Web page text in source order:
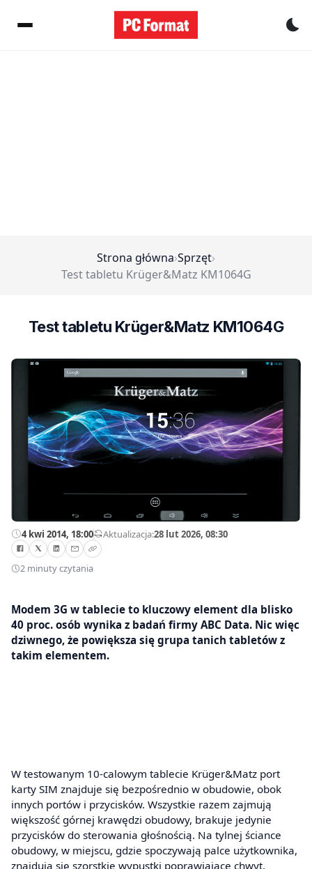
Strona główna›Sprzęt›
Test tabletu Krüger&Matz KM1064G
Test tabletu Krüger&Matz KM1064G
4 kwi 2014, 18:00—Aktualizacja:28 lut 2026, 08:30
2 minuty czytania
Modem 3G w tablecie to kluczowy element dla blisko
40 proc. osób wynika z badań firmy ABC Data. Nic więc
dziwnego, że powiększa się grupa tanich tabletów z
takim elementem.
W testowanym 10-calowym tablecie Krüger&Matz port
karty SIM znajduje się bezpośrednio w obudowie, obok
innych portów i przycisków. Wszystkie razem zajmują
większość górnej krawędzi obudowy, brakuje jedynie
przycisków do sterowania głośnością. Na tylnej ściance
obudowy, w miejscu, gdzie spoczywają palce użytkownika,
znajdują się szorstkie wypustki poprawiające chwyt.